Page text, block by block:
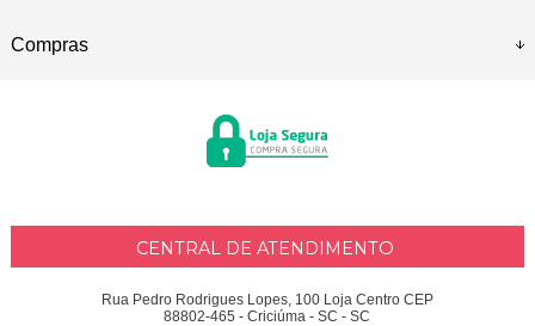
Compras
CENTRAL DE ATENDIMENTO
Rua Pedro Rodrigues Lopes, 100 Loja Centro CEP
88802-465 - Criciúma - SC - SC